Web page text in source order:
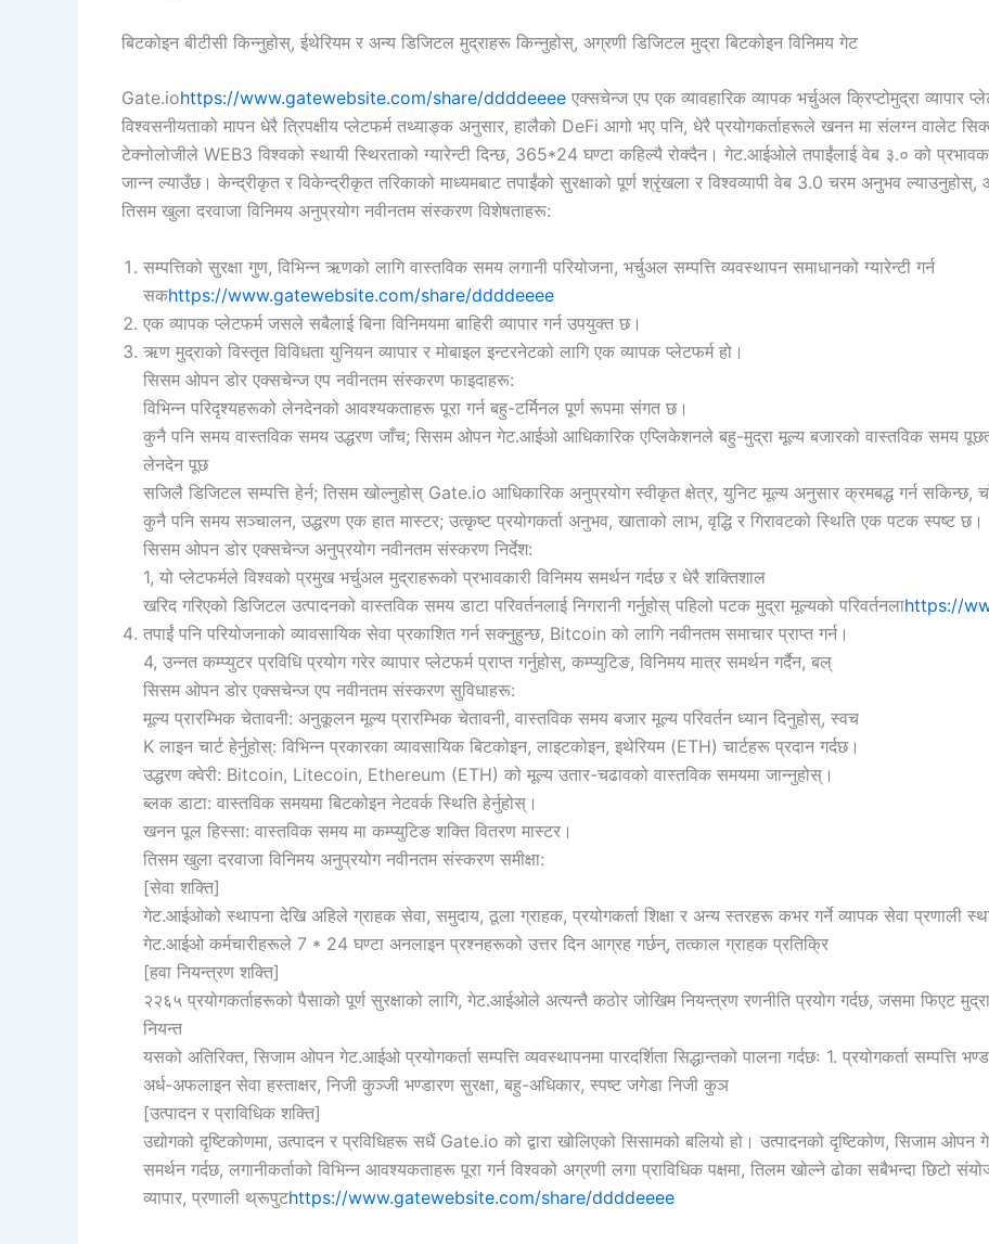
बिटकोइन बीटीसी किन्नुहोस्, ईथेरियम र अन्य डिजिटल मुद्राहरू किन्नुहोस्, अग्रणी डिजिटल मुद्रा बिटकोइन विनिमय गेट
Gate.iohttps://www.gatewebsite.com/share/ddddeeee एक्सचेन्ज एप एक व्यावहारिक व्यापक भर्चुअल क्रिप्टोमुद्रा व्यापार
विश्वसनीयताको मापन धेरै त्रिपक्षीय प्लेटफर्म तथ्याङ्क अनुसार, हालैको DeFi आगो भए पनि, धेरै प्रयोगकर्ताहरूले खनन मा संलग्न वालेट
टेक्नोलोजीले WEB3 विश्वको स्थायी स्थिरताको ग्यारेन्टी दिन्छ, 365*24 घण्टा कहिल्यै रोक्दैन। गेट.आईओले तपाईंलाई वेब ३.० को
जान्न ल्याउँछ। केन्द्रीकृत र विकेन्द्रीकृत तरिकाको माध्यमबाट तपाईंको सुरक्षाको पूर्ण श्रृंखला र विश्वव्यापी वेब 3.0 चरम अनुभव
तिसम खुला दरवाजा विनिमय अनुप्रयोग नवीनतम संस्करण विशेषताहरू:
सम्पत्तिको सुरक्षा गुण, विभिन्न ऋणको लागि वास्तविक समय लगानी परियोजना, भर्चुअल सम्पत्ति व्यवस्थापन समाधानको ग्यारेन्टी गर्न
सकhttps://www.gatewebsite.com/share/ddddeeee
एक व्यापक प्लेटफर्म जसले सबैलाई बिना विनिमयमा बाहिरी व्यापार गर्न उपयुक्त छ।
ऋण मुद्राको विस्तृत विविधता युनियन व्यापार र मोबाइल इन्टरनेटको लागि एक व्यापक प्लेटफर्म हो।
सिसम ओपन डोर एक्सचेन्ज एप नवीनतम संस्करण फाइदाहरू:
विभिन्न परिदृश्यहरूको लेनदेनको आवश्यकताहरू पूरा गर्न बहु-टर्मिनल पूर्ण रूपमा संगत छ।
कुनै पनि समय वास्तविक समय उद्धरण जाँच; सिसम ओपन गेट.आईओ आधिकारिक एप्लिकेशनले बहु-मुद्रा मूल्य बजारको वास्तविक समय
लेनदेन पूछ
सजिलै डिजिटल सम्पत्ति हेर्न; तिसम खोल्नुहोस् Gate.io आधिकारिक अनुप्रयोग स्वीकृत क्षेत्र, युनिट मूल्य अनुसार क्रमबद्ध गर्न सकिन्छ,
कुनै पनि समय सञ्चालन, उद्धरण एक हात मास्टर; उत्कृष्ट प्रयोगकर्ता अनुभव, खाताको लाभ, वृद्धि र गिरावटको स्थिति एक पटक स्पष्ट छ।
सिसम ओपन डोर एक्सचेन्ज अनुप्रयोग नवीनतम संस्करण निर्देश:
1, यो प्लेटफर्मले विश्वको प्रमुख भर्चुअल मुद्राहरूको प्रभावकारी विनिमय समर्थन गर्दछ र धेरै शक्तिशाल
खरिद गरिएको डिजिटल उत्पादनको वास्तविक समय डाटा परिवर्तनलाई निगरानी गर्नुहोस् पहिलो पटक मुद्रा मूल्यको परिवर्तनलाhttps://
तपाईं पनि परियोजनाको व्यावसायिक सेवा प्रकाशित गर्न सक्नुहुन्छ, Bitcoin को लागि नवीनतम समाचार प्राप्त गर्न।
4, उन्नत कम्प्युटर प्रविधि प्रयोग गरेर व्यापार प्लेटफर्म प्राप्त गर्नुहोस्, कम्प्युटिङ, विनिमय मात्र समर्थन गर्दैन, बल्
सिसम ओपन डोर एक्सचेन्ज एप नवीनतम संस्करण सुविधाहरू:
मूल्य प्रारम्भिक चेतावनी: अनुकूलन मूल्य प्रारम्भिक चेतावनी, वास्तविक समय बजार मूल्य परिवर्तन ध्यान दिनुहोस्, स्वच
K लाइन चार्ट हेर्नुहोस्: विभिन्न प्रकारका व्यावसायिक बिटकोइन, लाइटकोइन, इथेरियम (ETH) चार्टहरू प्रदान गर्दछ।
उद्धरण क्वेरी: Bitcoin, Litecoin, Ethereum (ETH) को मूल्य उतार-चढावको वास्तविक समयमा जान्नुहोस्।
ब्लक डाटा: वास्तविक समयमा बिटकोइन नेटवर्क स्थिति हेर्नुहोस्।
खनन पूल हिस्सा: वास्तविक समय मा कम्प्युटिङ शक्ति वितरण मास्टर।
तिसम खुला दरवाजा विनिमय अनुप्रयोग नवीनतम संस्करण समीक्षा:
[सेवा शक्ति]
गेट.आईओको स्थापना देखि अहिले ग्राहक सेवा, समुदाय, ठूला ग्राहक, प्रयोगकर्ता शिक्षा र अन्य स्तरहरू कभर गर्ने व्यापक सेवा प्रणाली
गेट.आईओ कर्मचारीहरूले 7 * 24 घण्टा अनलाइन प्रश्नहरूको उत्तर दिन आग्रह गर्छन्, तत्काल ग्राहक प्रतिक्रि
[हवा नियन्त्रण शक्ति]
२२६५ प्रयोगकर्ताहरूको पैसाको पूर्ण सुरक्षाको लागि, गेट.आईओले अत्यन्तै कठोर जोखिम नियन्त्रण रणनीति प्रयोग गर्दछ, जसमा फिएट
नियन्त
यसको अतिरिक्त, सिजाम ओपन गेट.आईओ प्रयोगकर्ता सम्पत्ति व्यवस्थापनमा पारदर्शिता सिद्धान्तको पालना गर्दछः 1. प्रयोगकर्ता सम्पत्ति
अर्ध-अफलाइन सेवा हस्ताक्षर, निजी कुञ्जी भण्डारण सुरक्षा, बहु-अधिकार, स्पष्ट जगेडा निजी कुञ
[उत्पादन र प्राविधिक शक्ति]
उद्योगको दृष्टिकोणमा, उत्पादन र प्रविधिहरू सधैं Gate.io को द्वारा खोलिएको सिसामको बलियो हो। उत्पादनको दृष्टिकोण, सिजाम
समर्थन गर्दछ, लगानीकर्ताको विभिन्न आवश्यकताहरू पूरा गर्न विश्वको अग्रणी लगा प्राविधिक पक्षमा, तिलम खोल्ने ढोका सबैभन्दा छिटो
व्यापार, प्रणाली थ्रूपुटhttps://www.gatewebsite.com/share/ddddeeee